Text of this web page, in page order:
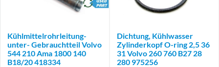
brand
Kühlmittelrohrleitung-
unter- Gebrauchtteil Volvo
544 210 Ama 1800 140
B18/20 418334
Dichtung, Kühlwasser
Zylinderkopf O-ring 2,5 36
31 Volvo 260 760 B27 28
280 975256